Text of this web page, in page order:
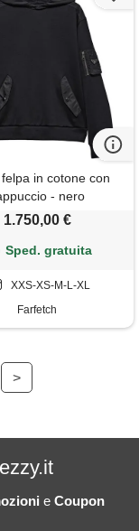
in cotone con
- nero
1.750,00 €
Sped. gratuita
XXS-XS-M-L-XL
Farfetch
>
e Coupon